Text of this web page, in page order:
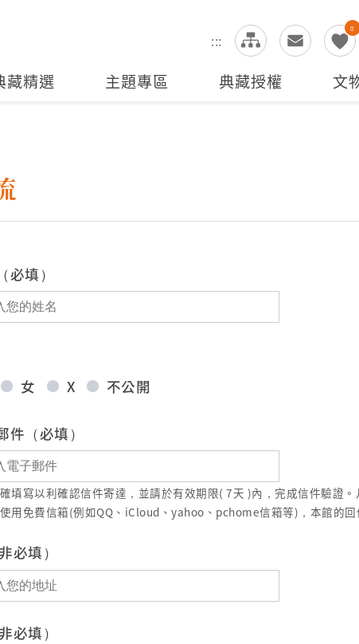
:::
0
全站搜尋
藏精選 主題專區 典藏授權 文
必填）
女 X 不公開
件（必填）
填寫以利確認信件寄達，並請於有效期限( 7天 )內，完成信件驗證
用免費信箱(例如QQ、iCloud、yahoo、pchome信箱等)，本館的
必填）
必填）